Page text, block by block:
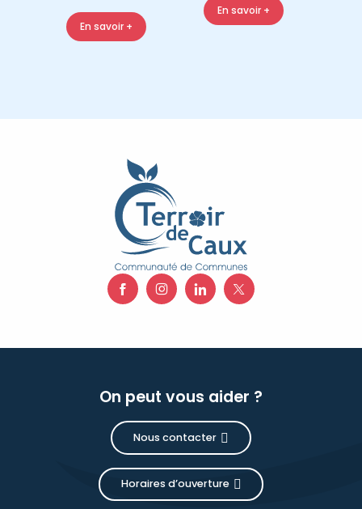
En savoir +
En savoir +
On peut vous aider ?
Nous contacter
Horaires d’ouverture